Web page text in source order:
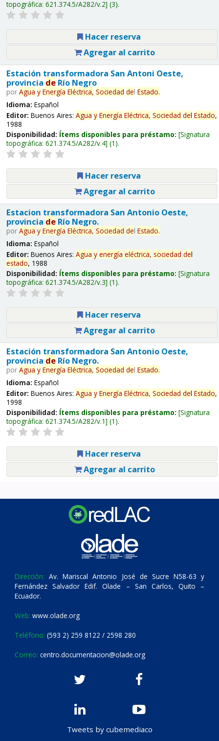
topográfica: 621.374.5/A282/v.2 (3).
Hacer reserva
Agregar al carrito
Estación transformadora San Antoni Oeste,
provincia deRío Negro
por Agua y Energía Eléctrica, Sociedad del Estado.
Idioma: Español
Editor: Buenos Aires: Agua y Energía Eléctrica, Sociedad del Estado,
1988
Disponibilidad: Ítems disponibles para préstamo: Signatura
topográfica: 621.374.5/A282/v.4 (1).
Hacer reserva
Agregar al carrito
Estacion transformadora San Antonio Oeste,
provincia deRío Negro.
por Agua y Energía Eléctrica, Sociedad del Estado.
Idioma: Español
Editor: Buenos Aires: Agua y energía eléctrica, sociedad del
estado, 1988
Disponibilidad: Ítems disponibles para préstamo: Signatura
topográfica: 621.374.5/A282/v.3 (1).
Hacer reserva
Agregar al carrito
Estación transformadora San Antonio Oeste,
provincia deRío Negro.
por Agua y Energía Eléctrica, Sociedad del Estado.
Idioma: Español
Editor: Buenos Aires: Agua y Energía Eléctrica, Sociedad del Estado,
1998
Disponibilidad: Ítems disponibles para préstamo: Signatura
topográfica: 621.374.5/A282/v.1 (1).
Hacer reserva
Agregar al carrito
Dirección: Av. Mariscal Antonio José de Sucre N58-63 y
Fernández Salvador Edif. Olade – San Carlos, Quito –
Ecuador.
Web: www.olade.org
Teléfono: (593 2) 259 8122 / 2598 280
Correo: centro.documentacion@olade.org
Tweets by cubemediaco